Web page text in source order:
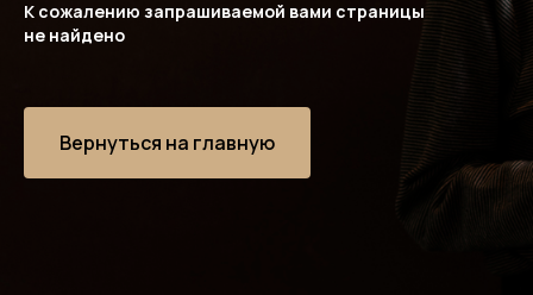
К сожалению запрашиваемой вами страницы
не найдено
Вернуться на главную